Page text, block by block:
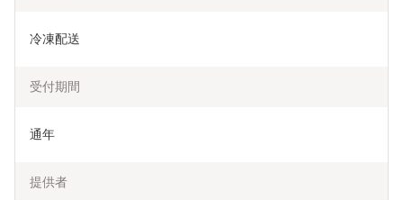
冷凍配送
受付期間
通年
提供者